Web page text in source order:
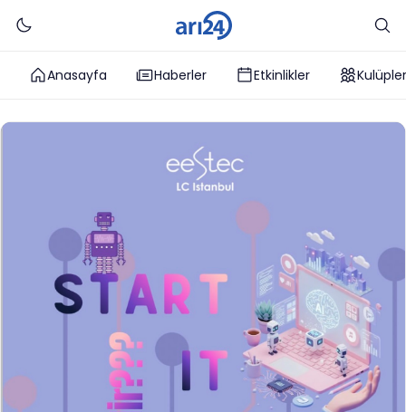
Anasayfa Haberler Etkinlikler Kulüpler